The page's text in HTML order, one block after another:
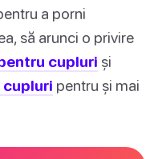
a porni
să arunci o privire
cupluri și
pentru și mai